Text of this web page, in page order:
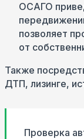
ОСАГО
позволяет
от
Также
ДТП, лизинге,
Проверка